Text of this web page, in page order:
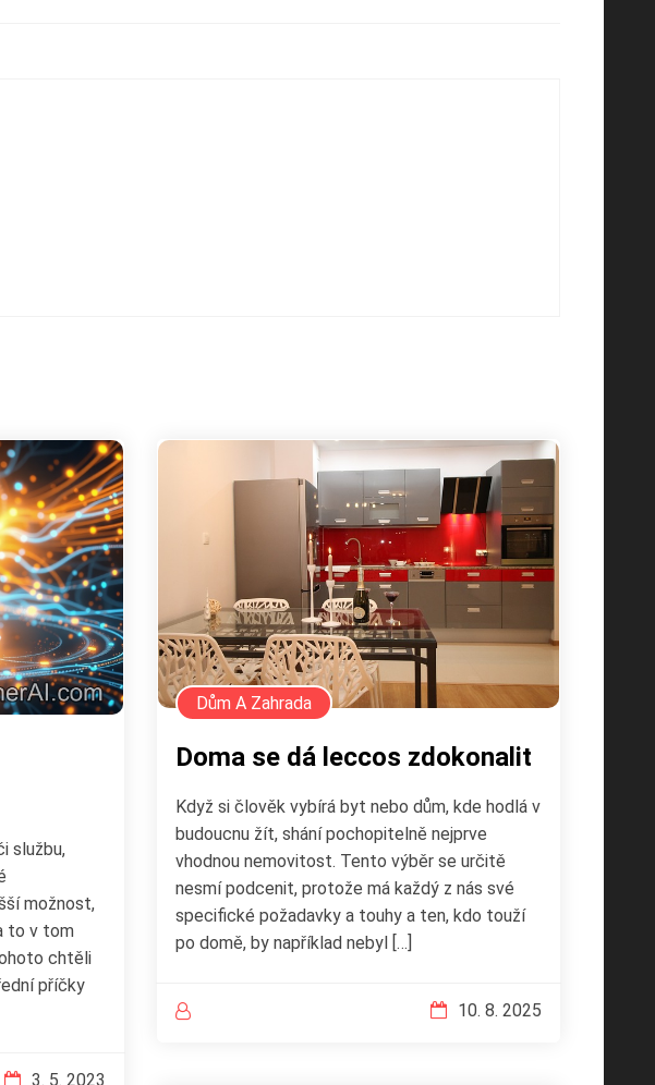
službu,
možnost,
to v tom
chtěli
příčky
3. 5. 2023
Dům A Zahrada
Doma se dá leccos zdokonalit
Když si člověk vybírá byt nebo dům, kde hodlá v
budoucnu žít, shání pochopitelně nejprve
vhodnou nemovitost. Tento výběr se určitě
nesmí podcenit, protože má každý z nás své
specifické požadavky a touhy a ten, kdo touží
po domě, by například nebyl […]
10. 8. 2025